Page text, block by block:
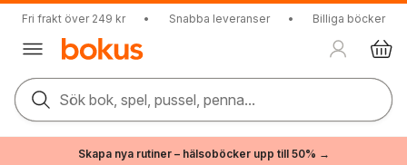
Fri frakt över 249 kr • Snabba leveranser • Billiga böcker
Sök bok, spel, pussel, penna...
Skapa nya rutiner – hälsoböcker upp till 50% →